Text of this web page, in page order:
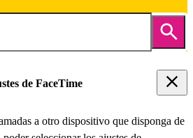
de FaceTime
a otro dispositivo que disponga de